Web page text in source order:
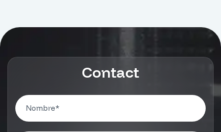
Contact